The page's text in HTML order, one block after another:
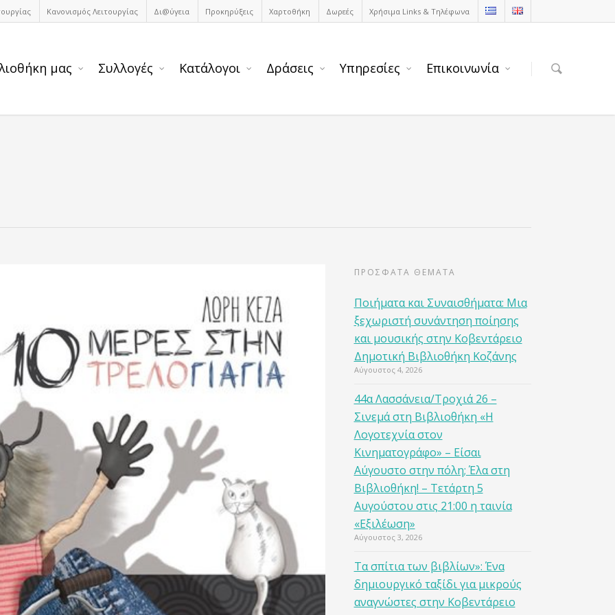
Κανονισμός Λειτουργίας Δι@ύγεια Προκηρύξεις Χαρτοθήκη Δωρεές Χρήσιμα Links & Τηλέφωνα
μας Συλλογές Κατάλογοι Δράσεις Υπηρεσίες Επικοινωνία
ΠΡΟΣΦΑΤΑ ΘΕΜΑΤΑ
Ποιήματα και Συναισθήματα: Μια
ξεχωριστή συνάντηση ποίησης
και μουσικής στην Κοβεντάρειο
Δημοτική Βιβλιοθήκη Κοζάνης
Αύγουστος 4, 2026
44α Λασσάνεια/Τροχιά 26 –
Σινεμά στη Βιβλιοθήκη «Η
Λογοτεχνία στον
Κινηματογράφο» – Είσαι
Αύγουστο στην πόλη; Έλα στη
Βιβλιοθήκη! – Τετάρτη 5
Αυγούστου στις 21:00 η ταινία
«Εξιλέωση»
Αύγουστος 3, 2026
Τα σπίτια των βιβλίων»: Ένα
δημιουργικό ταξίδι για μικρούς
αναγνώστες στην Κοβεντάρειο